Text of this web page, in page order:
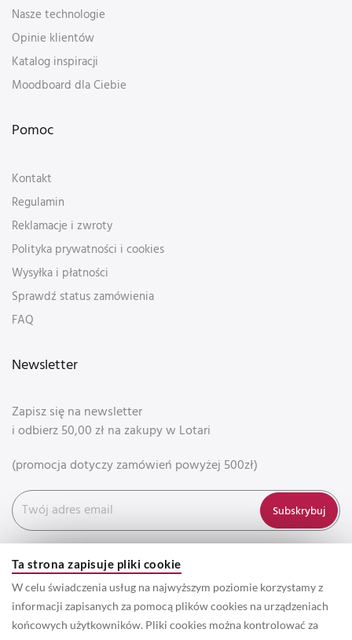
Ta strona zapisuje pliki cookie
W celu świadczenia usług na najwyższym poziomie korzystamy z
informacji zapisanych za pomocą plików cookies na urządzeniach
końcowych użytkowników. Pliki cookies można kontrolować za
Nasze technologie
Opinie klientów
Katalog inspiracji
Moodboard dla Ciebie
Pomoc
Kontakt
Regulamin
Reklamacje i zwroty
Polityka prywatności i cookies
Wysyłka i płatności
Sprawdź status zamówienia
FAQ
Newsletter
Zapisz się na newsletter
i odbierz 50,00 zł na zakupy w Lotari
(promocja dotyczy zamówień powyżej 500zł)
Subskrybuj